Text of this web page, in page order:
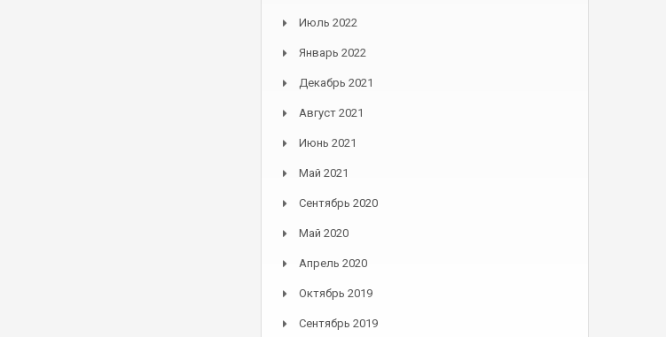
Июль 2022
Январь 2022
Декабрь 2021
Август 2021
Июнь 2021
Май 2021
Сентябрь 2020
Май 2020
Апрель 2020
Октябрь 2019
Сентябрь 2019